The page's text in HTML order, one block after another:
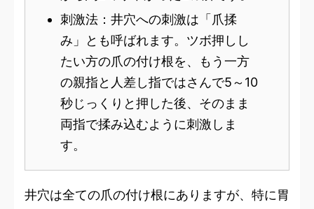
刺激法：井穴への刺激は「爪揉
み」とも呼ばれます。ツボ押しし
たい方の爪の付け根を、もう一方
の親指と人差し指ではさんで5～10
秒じっくりと押した後、そのまま
両指で揉み込むように刺激しま
す。
井穴は全ての爪の付け根にありますが、特に胃